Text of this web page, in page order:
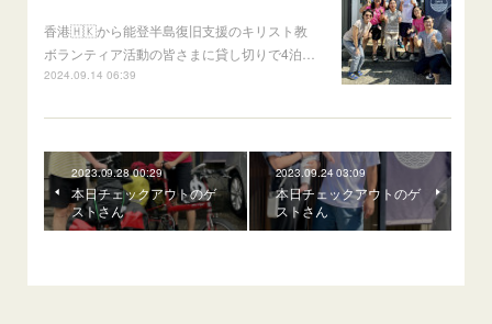
香港🇭🇰から能登半島復旧支援のキリスト教
ボランティア活動の皆さまに貸し切りで4泊…
2024.09.14 06:39
2023.09.28 00:29
本日チェックアウトのゲ
ストさん
2023.09.24 03:09
本日チェックアウトのゲ
ストさん